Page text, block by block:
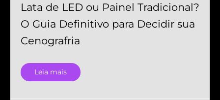
Lata de LED ou Painel Tradicional?
O Guia Definitivo para Decidir sua
Cenografria
Leia mais